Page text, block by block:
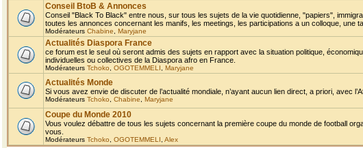
Conseil BtoB & Annonces
Conseil "Black To Black" entre nous, sur tous les sujets de la vie quotidienne, "papiers",
toutes les annonces concernant les manifs, les meetings, les participations a un colloque, une
Modérateurs Chabine Maryjane
Actualités Diaspora France
ce forum est le seul où seront admis des sujets en rapport avec la situation politique,
individuelles ou collectives de la Diaspora afro en France.
Modérateurs Tchoko OGOTEMMELI Maryjane
Actualités Monde
Si vous avez envie de discuter de l’actualité mondiale, n’ayant aucun lien direct, a priori, avec
Modérateurs Tchoko Chabine Maryjane
Coupe du Monde 2010
Vous voulez débattre de tous les sujets concernant la première coupe du monde de football
vous.
Modérateurs Tchoko OGOTEMMELI Alex